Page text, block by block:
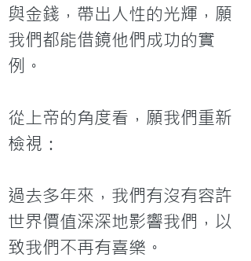
與金錢，帶出人性的光輝，願
我們都能借鏡他們成功的實
例。
從上帝的角度看，願我們重新
檢視：
過去多年來，我們有沒有容許
世界價值深深地影響我們，以
致我們不再有喜樂。